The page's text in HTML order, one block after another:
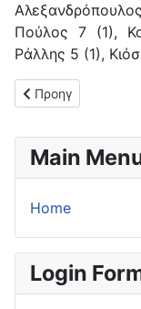
Πούλος 7 (1),
Ράλλης 5 (1),
Προηγούμενο
Προηγ
Main
Home
Login